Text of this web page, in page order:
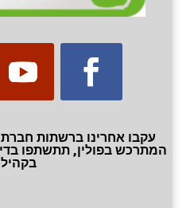
עקבו אחרינו ברשתות
המתרכש בפולין, תתשתפו